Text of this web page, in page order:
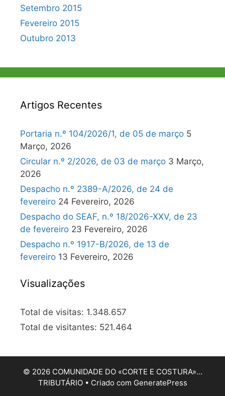
Setembro 2015
Fevereiro 2015
Outubro 2013
Artigos Recentes
Portaria n.º 104/2026/1, de 05 de março 5
Março, 2026
Circular n.º 2/2026, de 03 de março 3 Março,
2026
Despacho n.º 2389-A/2026, de 24 de
fevereiro 24 Fevereiro, 2026
Despacho do SEAF, n.º 18/2026-XXV, de 23
de fevereiro 23 Fevereiro, 2026
Despacho n.º 1917-B/2026, de 13 de
fevereiro 13 Fevereiro, 2026
Visualizações
Total de visitas: 1.348.657
Total de visitantes: 521.464
© 2026 COMUNIDADE DO «CORTE E COSTURA»…
TRIBUTÁRIO• Criado com GeneratePress